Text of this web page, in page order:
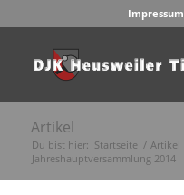
Impressum
Artikel
Du bist hier: Startseite / Artikel
Jahreshauptversammlung 2014